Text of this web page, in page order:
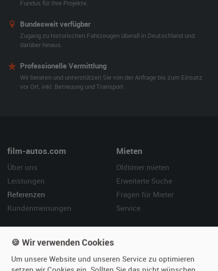
Fundus für Ihre Projekte.
Bundesweit verfügbar
Zugang zu historischen Fahrzeugen überall in Deutschland und
darüber hinaus.
Professionelle Vermittlung
Wir beraten und unterstützen Sie von der Anfrage bis zum Einsatz
vor Ort, inkl. Betreuung und Transport.
film-autos.com
Über uns
Leistungen
Referenzen
Kundenmeinungen
Mieten
Oldtimer mieten
Erweiterte Suche
Fragen für Mieter
Service
Fotos senden
So funktioniert's
🍪 Wir verwenden Cookies
Um unsere Website und unseren Service zu optimieren